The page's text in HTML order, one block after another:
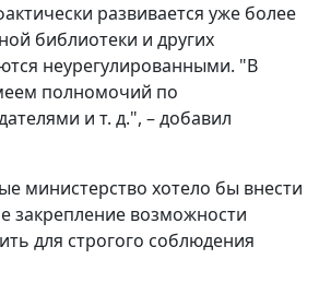
развивается уже более
библиотеки и других
неурегулированными. "В
полномочий по
и т. д.", – добавил
министерство хотело бы внести
закрепление возможности
для строгого соблюдения